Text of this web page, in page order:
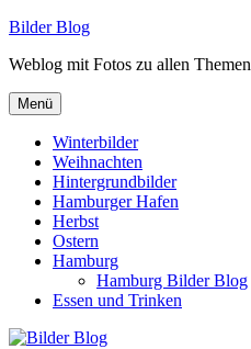
Zum
springen
Bilder Blog
Weblog mit Fotos zu allen Themen
Menü
Winterbilder
Weihnachten
Hintergrundbilder
Hamburger Hafen
Herbst
Ostern
Hamburg
Hamburg Bilder Blog
Essen und Trinken